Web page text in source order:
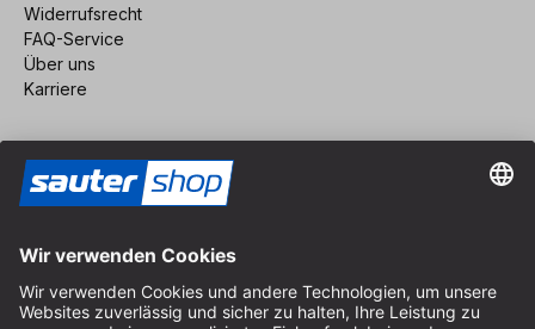
Widerrufsrecht
FAQ-Service
Über uns
Karriere
Impressum